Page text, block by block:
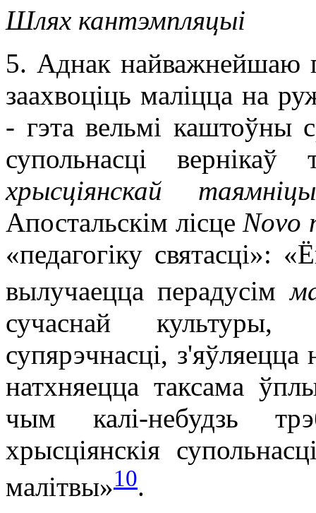
Шлях кантэмпляцыі
5. Аднак найважнейшаю
заахвоціць маліцца на
- гэта вельмі каштоўны
супольнасці вернікаў
хрысціянскай таямніцы
Апостальскім лісце Novo
«педагогіку святасці»:
вылучаецца перадусім
сучаснай культуры,
супярэчнасці, з'яўляецца
натхняецца таксама
чым калі-небудзь
хрысціянскія
малітвы»10.